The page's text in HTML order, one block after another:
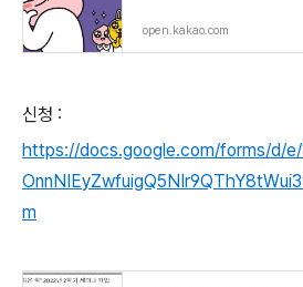
open.kakao.com
신청 :
https://docs.google.com/forms/d/e/
m